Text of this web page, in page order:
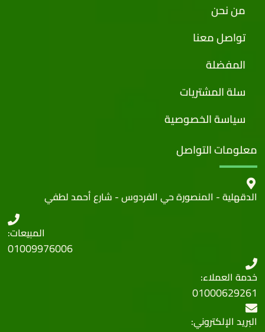
من نحن
تواصل معنا
المفضلة
سلة المشتريات
سياسة الخصوصية
معلومات التواصل
الدقهلية - المنصورة حي الفردوس - شارع أحمد لطفي
المبيعات:
01009976006
خدمة العملاء:
01000629261
البريد الإلكتروني: